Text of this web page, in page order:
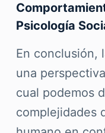
Psicología
En conclusión,
una
cual podemos
complejidades